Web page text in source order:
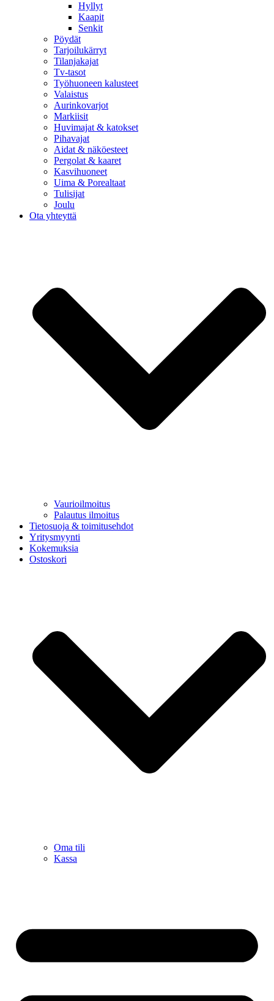
Hyllyt
Kaapit
Senkit
Pöydät
Tarjoilukärryt
Tilanjakajat
Tv-tasot
Työhuoneen kalusteet
Valaistus
Aurinkovarjot
Markiisit
Huvimajat & katokset
Pihavajat
Aidat & näköesteet
Pergolat & kaaret
Kasvihuoneet
Uima & Porealtaat
Tulisijat
Joulu
Ota yhteyttä
Vaurioilmoitus
Palautus ilmoitus
Tietosuoja & toimitusehdot
Yritysmyynti
Kokemuksia
Ostoskori
Oma tili
Kassa